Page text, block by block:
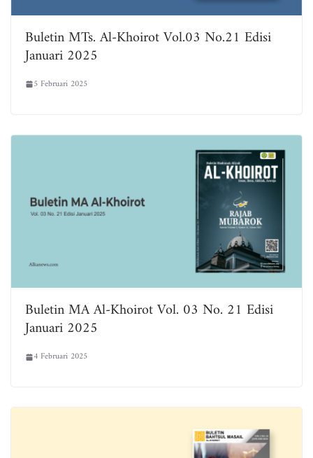
Buletin MTs. Al-Khoirot Vol.03 No.21 Edisi
Januari 2025
5 Februari 2025
Buletin MA Al-Khoirot Vol. 03 No. 21 Edisi
Januari 2025
4 Februari 2025